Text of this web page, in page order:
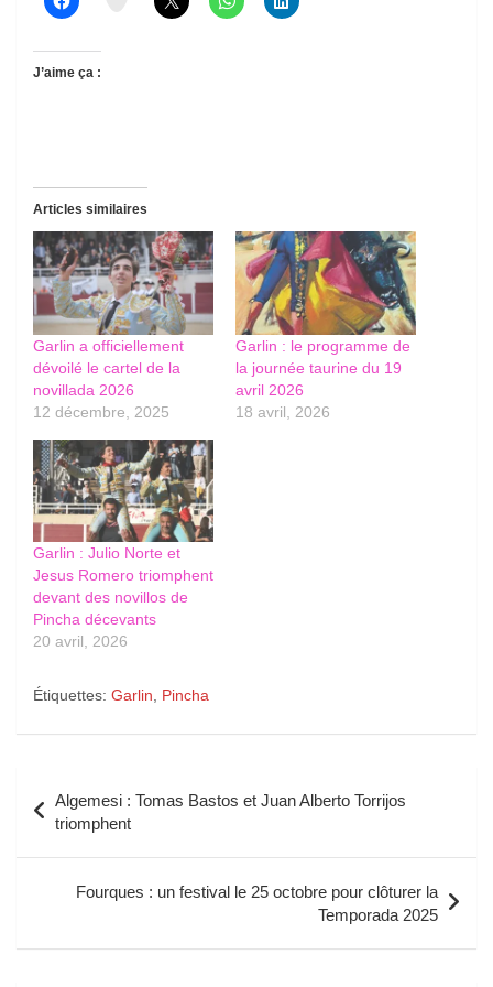
J’aime ça :
Articles similaires
Garlin a officiellement
dévoilé le cartel de la
novillada 2026
12 décembre, 2025
Garlin : le programme de
la journée taurine du 19
avril 2026
18 avril, 2026
Garlin : Julio Norte et
Jesus Romero triomphent
devant des novillos de
Pincha décevants
20 avril, 2026
Étiquettes: Garlin, Pincha
de
l’article
Algemesi : Tomas Bastos et Juan Alberto Torrijos
triomphent
Fourques : un festival le 25 octobre pour clôturer la
Temporada 2025